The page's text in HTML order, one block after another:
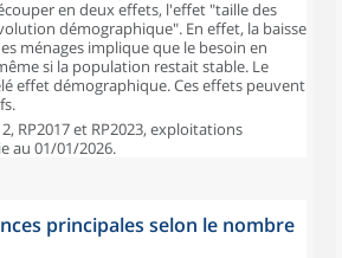
en deux effets, l'effet "taille des
démographique". En effet, la baisse
ménages implique que le besoin en
si la population restait stable. Le
effet démographique. Ces effets peuvent
RP2017 et RP2023, exploitations
au 01/01/2026.
principales selon le nombre